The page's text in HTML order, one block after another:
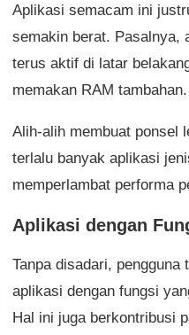
Aplikasi semacam ini
semakin berat. Pasalnya,
terus aktif di latar
memakan RAM tambahan.
Alih-alih membuat ponsel
terlalu banyak aplikasi
memperlambat performa
Aplikasi dengan
Tanpa disadari,
aplikasi dengan fungsi
Hal ini juga berkontribusi